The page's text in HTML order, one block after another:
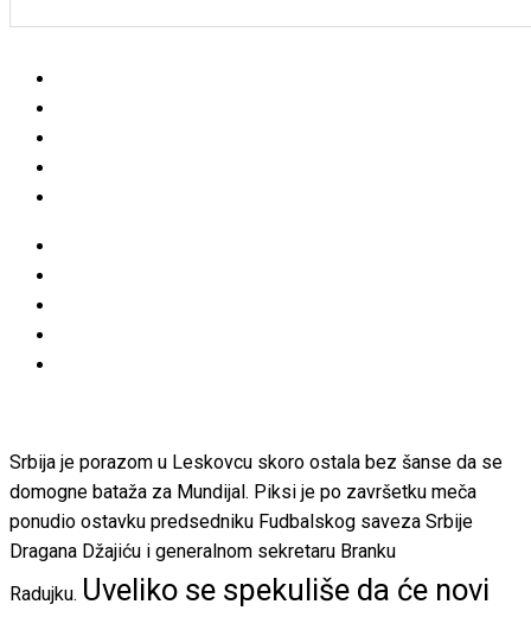
Srbija je porazom u Leskovcu skoro ostala bez šanse da se
domogne bataža za Mundijal. Piksi je po završetku meča
ponudio ostavku predsedniku Fudbalskog saveza Srbije
Dragana Džajiću i generalnom sekretaru Branku
Radujku. Uveliko se spekuliše da će novi